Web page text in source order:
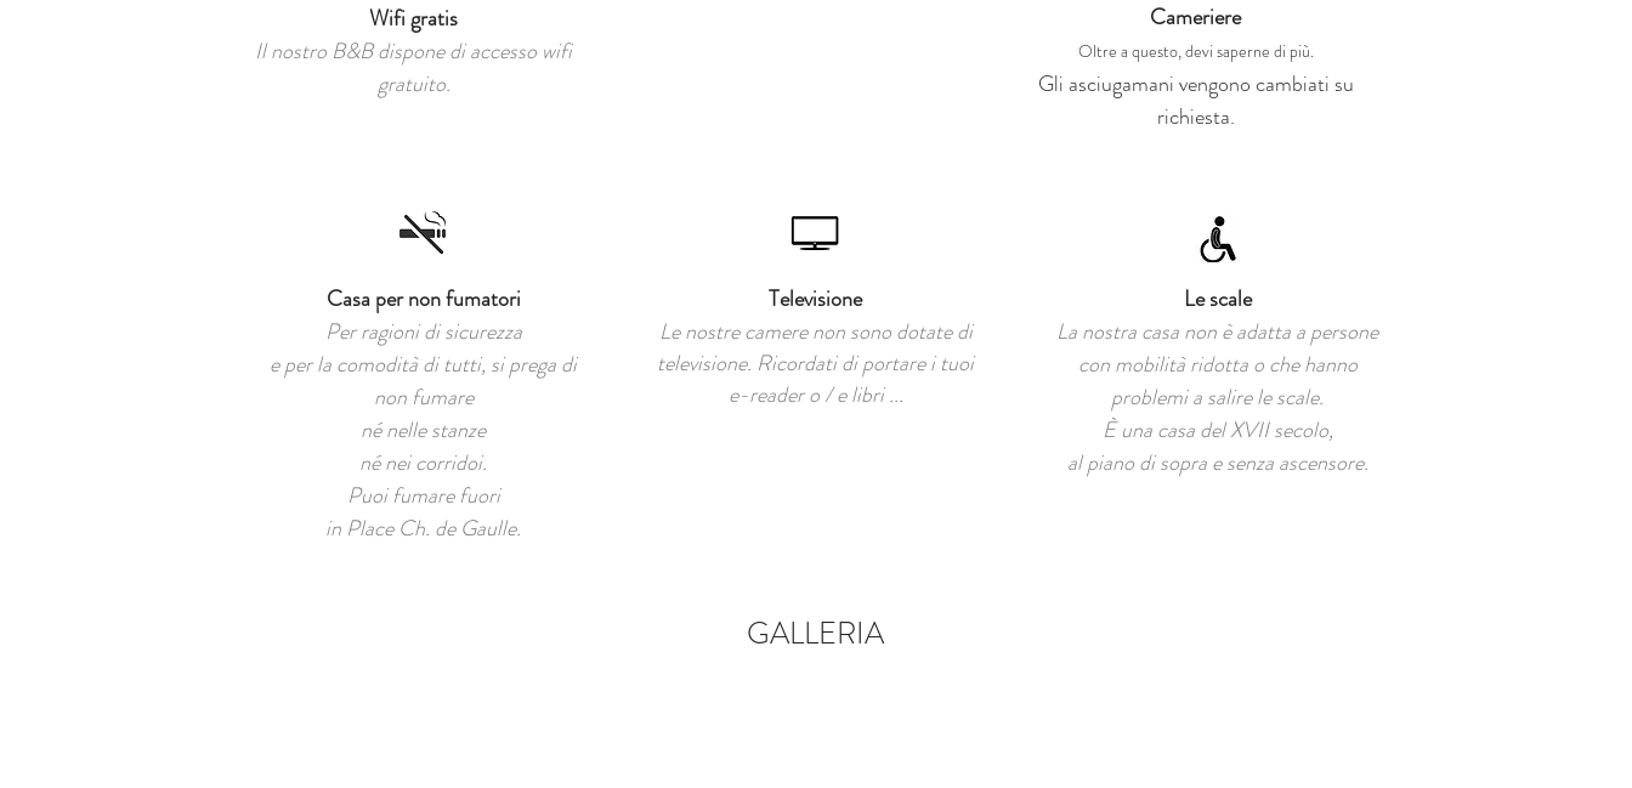
Wifi gratis
Il nostro B&B dispone di accesso wifi
gratuito.
Casa per non fumatori
Per ragioni di sicurezza
e per la comodità di tutti, si prega di
non fumare
né nelle stanze
né nei corridoi.
Puoi fumare fuori
in Place Ch. de Gaulle.
Televisione
Le nostre camere non sono dotate di
televisione. Ricordati di portare i tuoi
e-reader o / e libri ...
Cameriere
Oltre a questo, devi saperne di più.
Gli asciugamani vengono cambiati su
richiesta.
Le scale
La nostra casa non è adatta a persone
con mobilità ridotta o che hanno
problemi a salire le scale.
È una casa del XVII secolo,
al piano di sopra e senza ascensore.
GALLERIA